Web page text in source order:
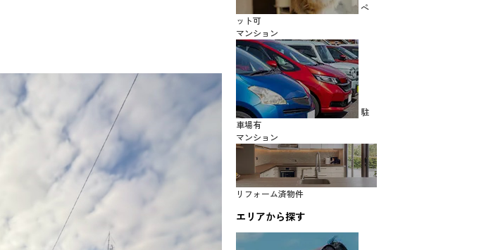
ペ
ット可
マンション
駐
車場有
マンション
リフォーム済物件
エリアから探す